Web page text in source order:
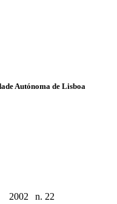
Autónoma de Lisboa
2002 n. 22